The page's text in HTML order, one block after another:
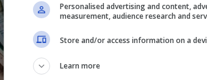
Personalised advertising and content,
measurement, audience research and
Store and/or access information on a
Learn more